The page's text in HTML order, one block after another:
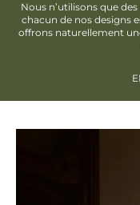
Nous n’utilisons que
chacun de nos designs
offrons naturellement